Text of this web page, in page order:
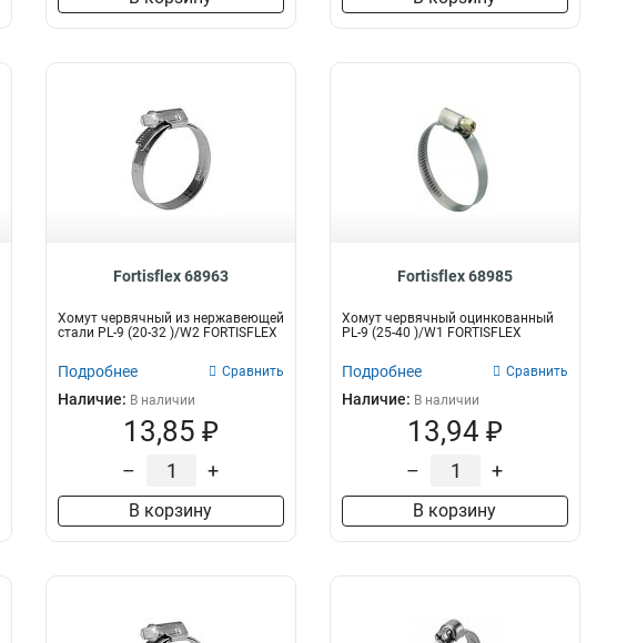
Fortisflex 68963
Хомут червячный из нержавеющей
стали PL-9 (20-32 )/W2 FORTISFLEX
Подробнее Сравнить
Наличие: В наличии
13,85 ₽
– +
В корзину
Fortisflex 68985
Хомут червячный оцинкованный
PL-9 (25-40 )/W1 FORTISFLEX
Подробнее Сравнить
Наличие: В наличии
13,94 ₽
– +
В корзину